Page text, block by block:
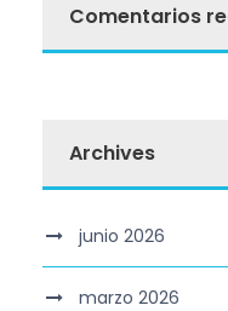
Comentarios
Archives
junio 2026
marzo 2026